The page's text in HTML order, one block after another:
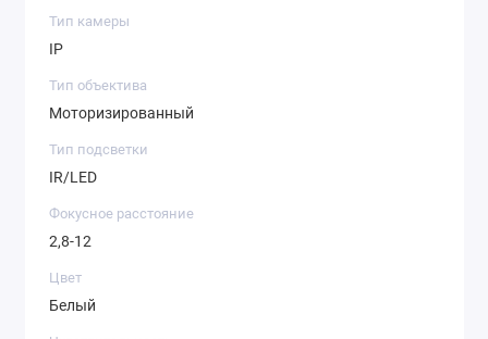
Тип камеры
IP
Тип объектива
Моторизированный
Тип подсветки
IR/LED
Фокусное расстояние
2,8-12
Цвет
Белый